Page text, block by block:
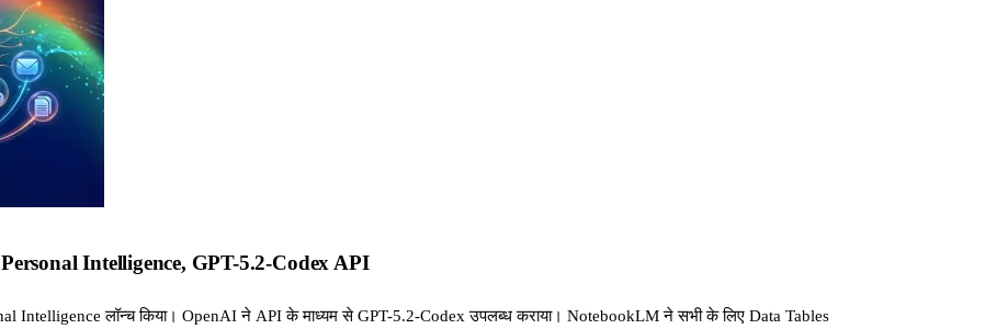
Intelligence, GPT-5.2-Codex API
Intelligence लॉन्च किया। OpenAI ने API के माध्यम से GPT-5.2-Codex उपलब्ध कराया। NotebookLM ने सभी के लिए Data Tables